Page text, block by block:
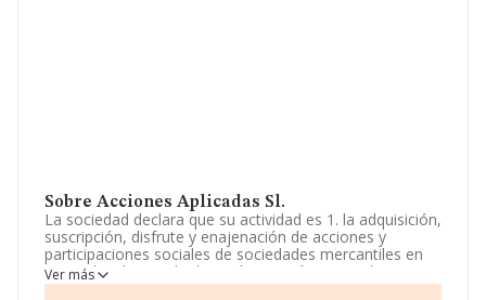
Sobre Acciones Aplicadas Sl.
La sociedad declara que su actividad es 1. la adquisición,
suscripción, disfrute y enajenación de acciones y
participaciones sociales de sociedades mercantiles en
general, así como la dirección, gestión, control y
administración de su cartera de sociedades
Ver más